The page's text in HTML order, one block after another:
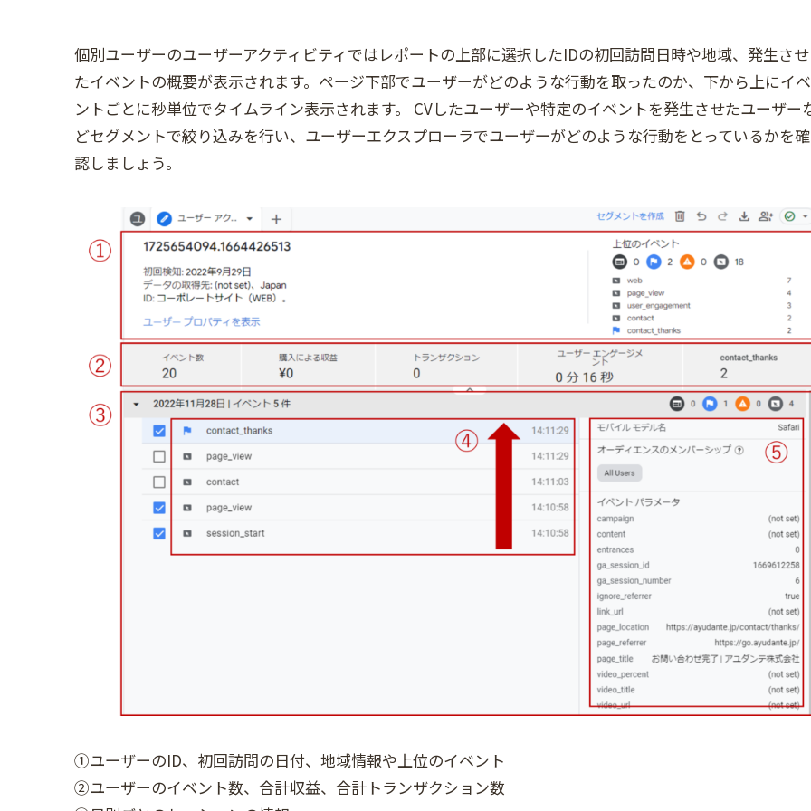
個別ユーザーのユーザーアクティビティではレポートの上部に選択したIDの初回訪問日時や地域、発生させ
たイベントの概要が表示されます。ページ下部でユーザーがどのような行動を取ったのか、下から上にイベ
ントごとに秒単位でタイムライン表示されます。 CVしたユーザーや特定のイベントを発生させたユーザー
どセグメントで絞り込みを行い、ユーザーエクスプローラでユーザーがどのような行動をとっているかを確
認しましょう。
①ユーザーのID、初回訪問の日付、地域情報や上位のイベント
②ユーザーのイベント数、合計収益、合計トランザクション数